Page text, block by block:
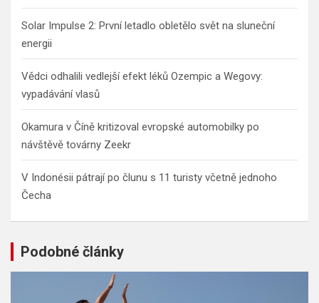
Solar Impulse 2: První letadlo obletělo svět na sluneční
energii
Vědci odhalili vedlejší efekt léků Ozempic a Wegovy:
vypadávání vlasů
Okamura v Číně kritizoval evropské automobilky po
návštěvě továrny Zeekr
V Indonésii pátrají po člunu s 11 turisty včetně jednoho
Čecha
Podobné články